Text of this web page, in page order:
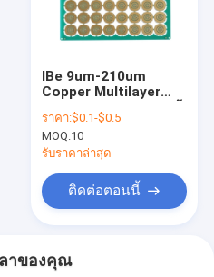
IBe 9um-210um
Copper Multilayer
ผลิต
ราคา:$0.1-$0.5
MOQ:10
รับราคาล่าสุด
ติดต่อตอนนี้
ลาของคุณ